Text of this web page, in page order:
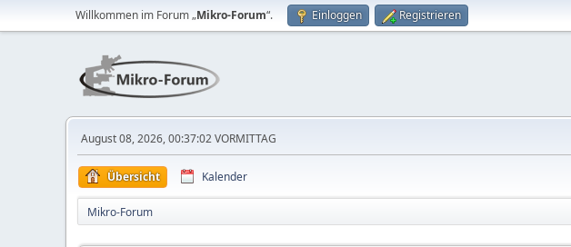
Willkommen im Forum „Mikro-Forum“. Einloggen Registrieren
August 08, 2026, 00:37:02 VORMITTAG
Übersicht Kalender
Mikro-Forum